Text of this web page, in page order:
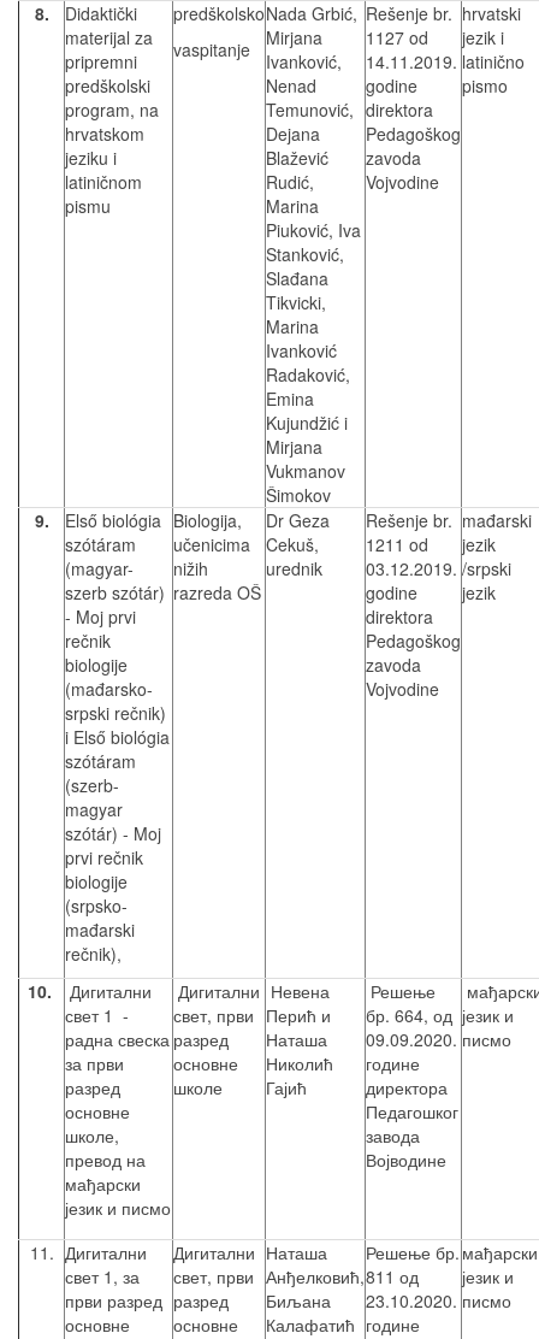
8.
Didaktički
materijal za
pripremni
predškolski
program, na
hrvatskom
jeziku i
latiničnom
pismu
predškolsko
vaspitanje
Nada Grbić,
Mirjana
Ivanković,
Nenad
Temunović,
Dejana
Blažević
Rudić,
Marina
Piuković, Iva
Stanković,
Slađana
Tikvicki,
Marina
Ivanković
Radaković,
Emina
Kujundžić i
Mirjana
Vukmanov
Šimokov
Rešenje br.
1127 od
14.11.2019.
godine
direktora
Pedagoškog
zavoda
Vojvodine
hrvatski
jezik i
latinično
pismo
9.
Első biológia
szótáram
(magyar-
szerb szótár)
- Moj prvi
rečnik
biologije
(mađarsko-
srpski rečnik)
i Első biológia
szótáram
(szerb-
magyar
szótár) - Moj
prvi rečnik
biologije
(srpsko-
mađarski
rečnik),
Biologija,
učenicima
nižih
razreda OŠ
Dr Geza
Cekuš,
urednik
Rešenje br.
1211 od
03.12.2019.
godine
direktora
Pedagoškog
zavoda
Vojvodine
mađarski
jezik
/srpski
jezik
10.
Дигитални
свет 1 -
радна свеска
за први
разред
основне
школе,
превод на
мађарски
језик и писмо
Дигитални
свет, први
разред
основне
школе
Невена
Перић и
Наташа
Николић
Гајић
Решење
бр. 664, од
09.09.2020.
године
директора
Педагошког
завода
Војводине
језик и
писмо
11. Дигитални
свет 1, за
први разред
основне
Дигитални
свет, први
разред
основне
Наташа
Анђелковић,
Биљана
Калафатић
Решење бр.
811 од
23.10.2020.
године
мађарски
језик и
писмо